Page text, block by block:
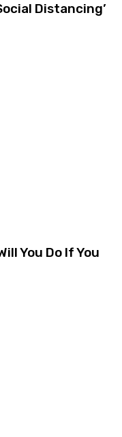
Distancing’
You Do If You